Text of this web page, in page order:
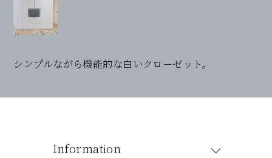
シンプルながら機能的な白いクローゼット。
Information